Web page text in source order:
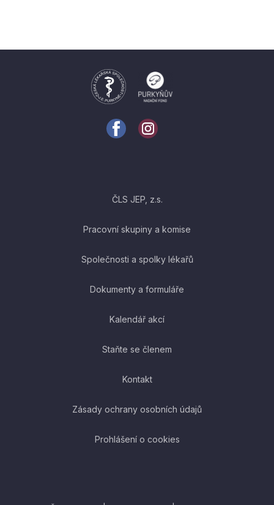
ČLS JEP, z.s.
Pracovní skupiny a komise
Společnosti a spolky lékařů
Dokumenty a formuláře
Kalendář akcí
Staňte se členem
Kontakt
Zásady ochrany osobních údajů
Prohlášení o cookies